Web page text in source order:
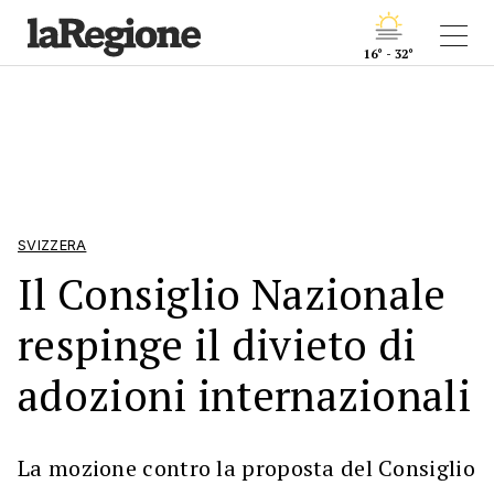
16° - 32°
SVIZZERA
Il Consiglio Nazionale
respinge il divieto di
adozioni internazionali
La mozione contro la proposta del Consiglio